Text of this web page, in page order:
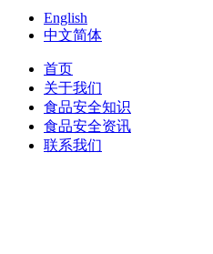
English
中文简体
首页
关于我们
食品安全知识
食品安全资讯
联系我们